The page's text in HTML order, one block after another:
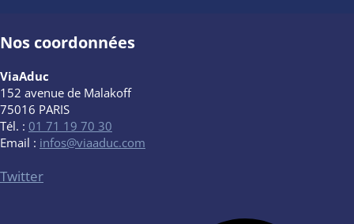
Nos coordonnées
ViaAduc
152 avenue de Malakoff
75016 PARIS
Tél. : 01 71 19 70 30
Email : infos@viaaduc.com
Twitter